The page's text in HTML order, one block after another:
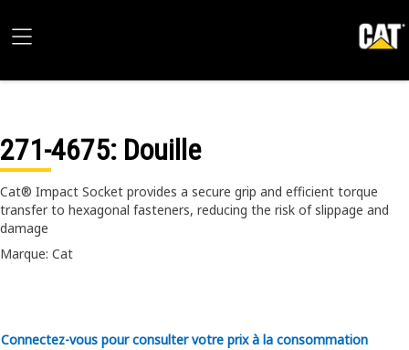
271-4675: Douille
Cat® Impact Socket provides a secure grip and efficient torque
transfer to hexagonal fasteners, reducing the risk of slippage and
damage
Marque: Cat
Connectez-vous pour consulter votre prix à la consommation